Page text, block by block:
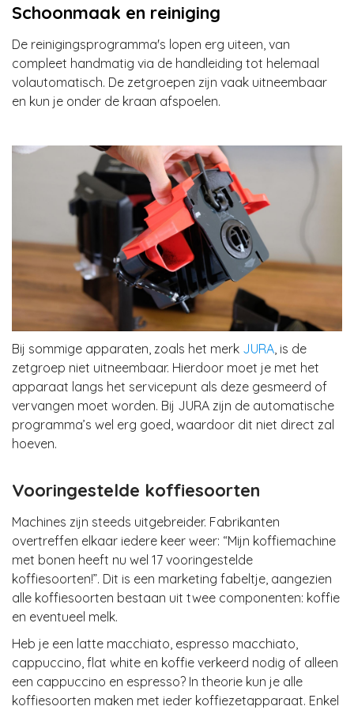
Schoonmaak en reiniging
De reinigingsprogramma's lopen erg uiteen, van
compleet handmatig via de handleiding tot helemaal
volautomatisch. De zetgroepen zijn vaak uitneembaar
en kun je onder de kraan afspoelen.
Bij sommige apparaten, zoals het merk JURA , is de
zetgroep niet uitneembaar. Hierdoor moet je met het
apparaat langs het servicepunt als deze gesmeerd of
vervangen moet worden. Bij JURA zijn de automatische
programma’s wel erg goed, waardoor dit niet direct zal
hoeven.
Vooringestelde koffiesoorten
Machines zijn steeds uitgebreider. Fabrikanten
overtreffen elkaar iedere keer weer: “Mijn koffiemachine
met bonen heeft nu wel 17 vooringestelde
koffiesoorten!”. Dit is een marketing fabeltje, aangezien
alle koffiesoorten bestaan uit twee componenten: koffie
en eventueel melk.
Heb je een latte macchiato, espresso macchiato,
cappuccino, flat white en koffie verkeerd nodig of alleen
een cappuccino en espresso? In theorie kun je alle
koffiesoorten maken met ieder koffiezetapparaat. Enkel